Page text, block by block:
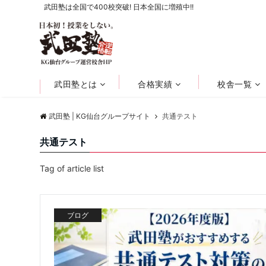
武田塾は全国で400校突破! 日本全国に増殖中!!
武田塾とは 合格実績 校舎一覧
武田塾 | KG仙台グループサイト 共通テスト
共通テスト
Tag of article list
ブログ